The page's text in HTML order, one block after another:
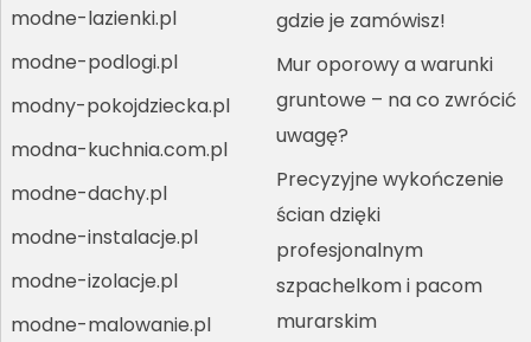
modne-lazienki.pl
modne-podlogi.pl
modny-pokojdziecka.pl
modna-kuchnia.com.pl
modne-dachy.pl
modne-instalacje.pl
modne-izolacje.pl
modne-malowanie.pl
gdzie je zamówisz!
Mur oporowy a warunki
gruntowe – na co zwrócić
uwagę?
Precyzyjne wykończenie
ścian dzięki
profesjonalnym
szpachelkom i pacom
murarskim